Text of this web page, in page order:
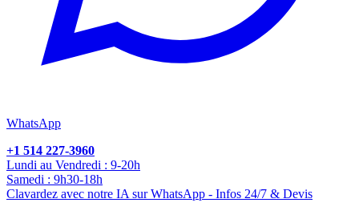
WhatsApp
+1 514 227-3960
Lundi au Vendredi : 9-20h
Samedi : 9h30-18h
Clavardez avec notre IA sur WhatsApp - Infos 24/7 & Devis